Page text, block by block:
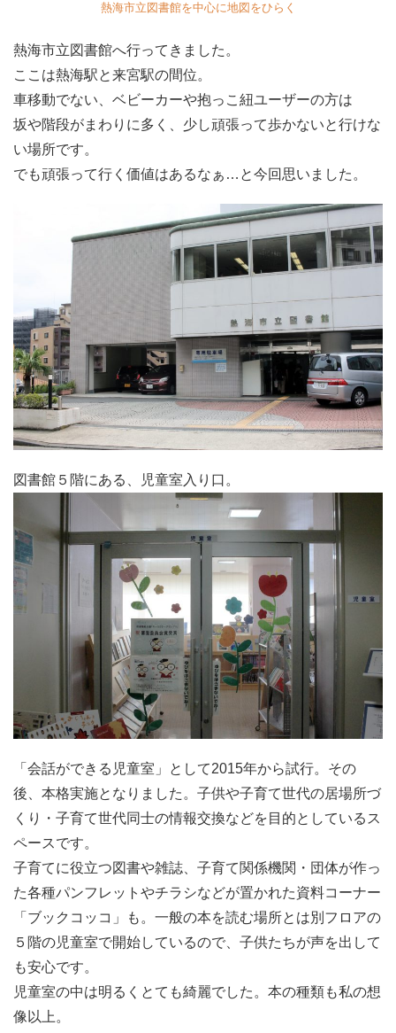
熱海市立図書館を中心に地図をひらく
熱海市立図書館へ行ってきました。
ここは熱海駅と来宮駅の間位。
車移動でない、ベビーカーや抱っこ紐ユーザーの方は
坂や階段がまわりに多く、少し頑張って歩かないと行けな
い場所です。
でも頑張って行く価値はあるなぁ…と今回思いました。
図書館５階にある、児童室入り口。
「会話ができる児童室」として2015年から試行。その
後、本格実施となりました。子供や子育て世代の居場所づ
くり・子育て世代同士の情報交換などを目的としているス
ペースです。
子育てに役立つ図書や雑誌、子育て関係機関・団体が作っ
た各種パンフレットやチラシなどが置かれた資料コーナー
「ブックコッコ」も。一般の本を読む場所とは別フロアの
５階の児童室で開始しているので、子供たちが声を出して
も安心です。
児童室の中は明るくとても綺麗でした。本の種類も私の想
像以上。